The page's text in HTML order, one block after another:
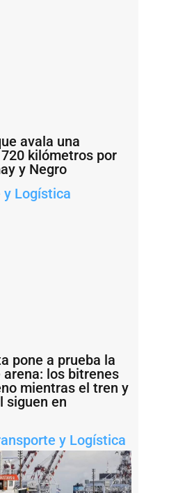
avala una
kilómetros por
y Negro
y Logística
pone a prueba la
los bitrenes
mientras el tren y
siguen en
y Logística